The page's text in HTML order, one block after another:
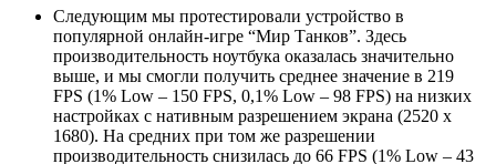
Следующим мы протестировали устройство в
популярной онлайн-игре “Мир Танков”. Здесь
производительность ноутбука оказалась значительно
выше, и мы смогли получить среднее значение в 219
FPS (1% Low – 150 FPS, 0,1% Low – 98 FPS) на низких
настройках с нативным разрешением экрана (2520 х
1680). На средних при том же разрешении
производительность снизилась до 66 FPS (1% Low – 43